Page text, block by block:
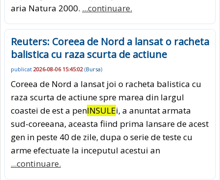
aria Natura 2000. ...continuare.
Reuters: Coreea de Nord a lansat o racheta
balistica cu raza scurta de actiune
publicat 2026-08-06 15:45:02 (Bursa)
Coreea de Nord a lansat joi o racheta balistica cu
raza scurta de actiune spre marea din largul
coastei de est a penINSULEi, a anuntat armata
sud-coreeana, aceasta fiind prima lansare de acest
gen in peste 40 de zile, dupa o serie de teste cu
arme efectuate la inceputul acestui an
...continuare.